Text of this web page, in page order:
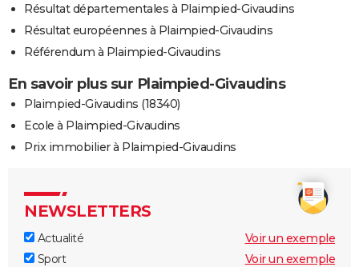
Résultat départementales à Plaimpied-Givaudins
Résultat européennes à Plaimpied-Givaudins
Référendum à Plaimpied-Givaudins
En savoir plus sur Plaimpied-Givaudins
Plaimpied-Givaudins (18340)
Ecole à Plaimpied-Givaudins
Prix immobilier à Plaimpied-Givaudins
NEWSLETTERS
Actualité
Voir un exemple
Sport
Voir un exemple